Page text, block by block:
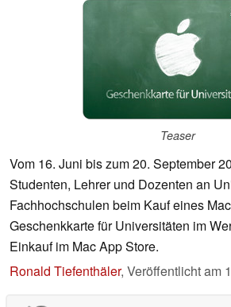
Teaser
Vom 16. Juni bis zum 20. September
Studenten, Lehrer und Dozenten an
Fachhochschulen beim Kauf eines
Geschenkkarte für Universitäten im
Einkauf im Mac App Store.
Ronald Tiefenthäler, Veröffentlicht am